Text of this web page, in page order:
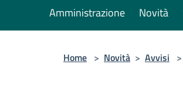
Amministrazione Novità
Home > Novità > Avvisi >